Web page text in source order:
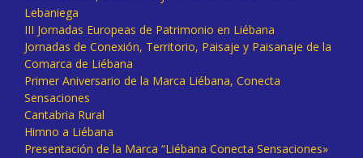
Lebaniega
III Jornadas Europeas de Patrimonio en Liébana
Jornadas de Conexión, Territorio, Paisaje y Paisanaje de la
Comarca de Liébana
Primer Aniversario de la Marca Liébana, Conecta
Sensaciones
Cantabria Rural
Himno a Liébana
Presentación de la Marca “Liébana Conecta Sensaciones»